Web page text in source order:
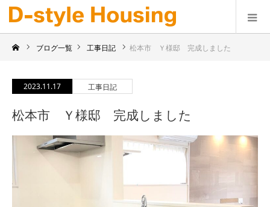
ブログ一覧 工事日記 松本市 Ｙ様邸 完成しました
2023.11.17 工事日記
松本市 Ｙ様邸 完成しました